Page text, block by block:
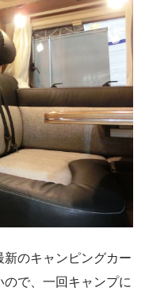
のキャンピングカー
で、一回キャンプに